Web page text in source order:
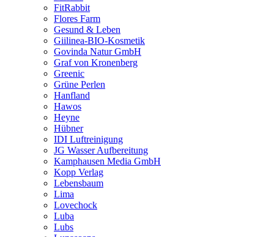
FitRabbit
Flores Farm
Gesund & Leben
Giilinea-BIO-Kosmetik
Govinda Natur GmbH
Graf von Kronenberg
Greenic
Grüne Perlen
Hanfland
Hawos
Heyne
Hübner
IDI Luftreinigung
JG Wasser Aufbereitung
Kamphausen Media GmbH
Kopp Verlag
Lebensbaum
Lima
Lovechock
Luba
Lubs